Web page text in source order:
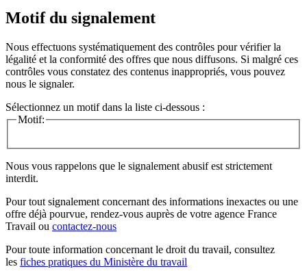
Motif du signalement
Nous effectuons systématiquement des contrôles pour vérifier la
légalité et la conformité des offres que nous diffusons. Si malgré ces
contrôles vous constatez des contenus inappropriés, vous pouvez
nous le signaler.
Sélectionnez un motif dans la liste ci-dessous :
Motif:
Nous vous rappelons que le signalement abusif est strictement
interdit.
Pour tout signalement concernant des informations inexactes ou une
offre déjà pourvue, rendez-vous auprès de votre agence France
Travail ou contactez-nous
Pour toute information concernant le droit du travail, consultez
les fiches pratiques du Ministère du travail